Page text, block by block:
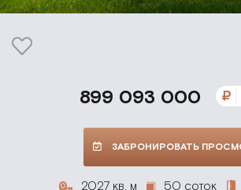
899 093 000
ЗАБРОНИРОВАТЬ
2027 кв. м 50 соток